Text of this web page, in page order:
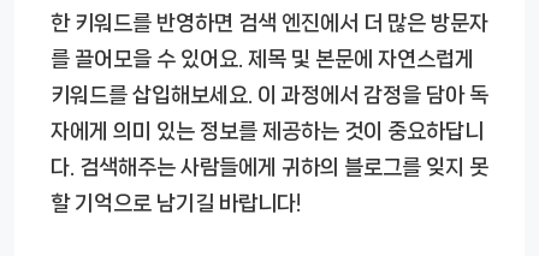
한 키워드를 반영하면 검색 엔진에서 더 많은 방문자
를 끌어모을 수 있어요. 제목 및 본문에 자연스럽게
키워드를 삽입해보세요. 이 과정에서 감정을 담아 독
자에게 의미 있는 정보를 제공하는 것이 중요하답니
다. 검색해주는 사람들에게 귀하의 블로그를 잊지 못
할 기억으로 남기길 바랍니다!